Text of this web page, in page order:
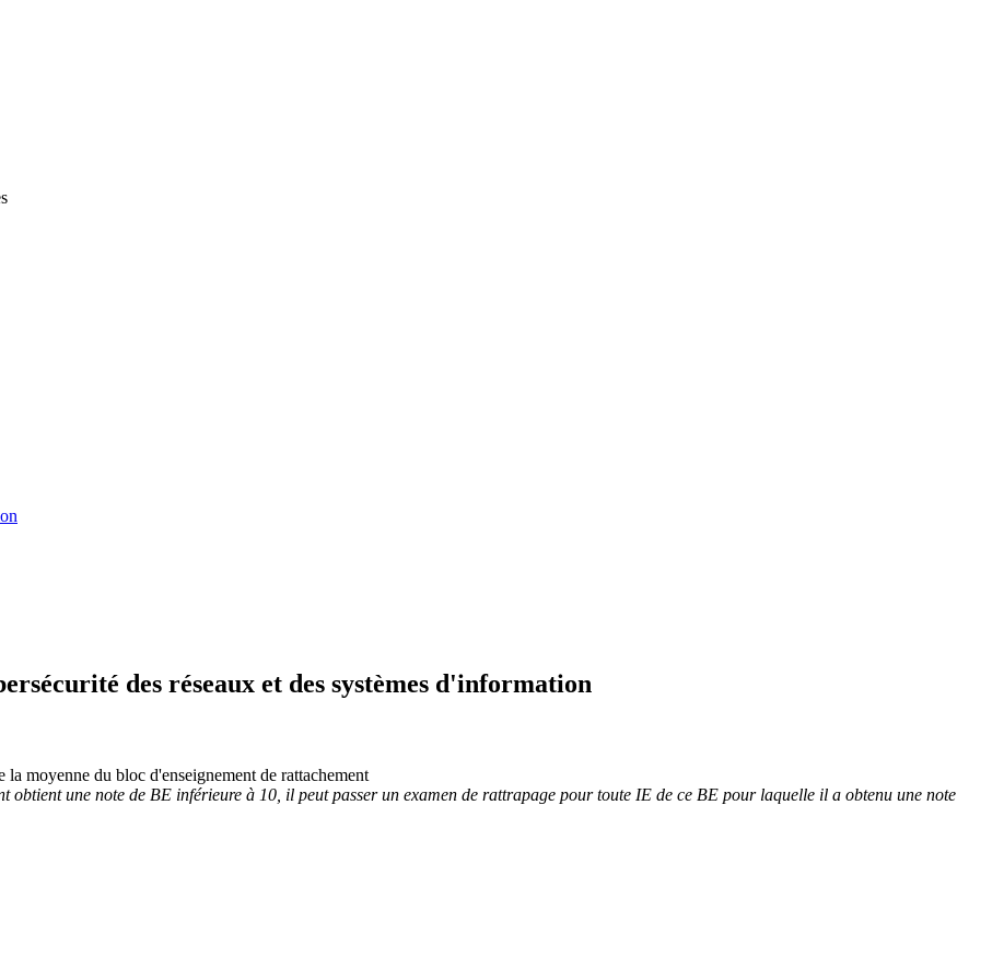
des réseaux et des systèmes d'information
moyenne du bloc d'enseignement de rattachement
obtient une note de BE inférieure à 10, il peut passer un examen de rattrapage pour toute IE de ce BE pour laquelle il a obtenu une note